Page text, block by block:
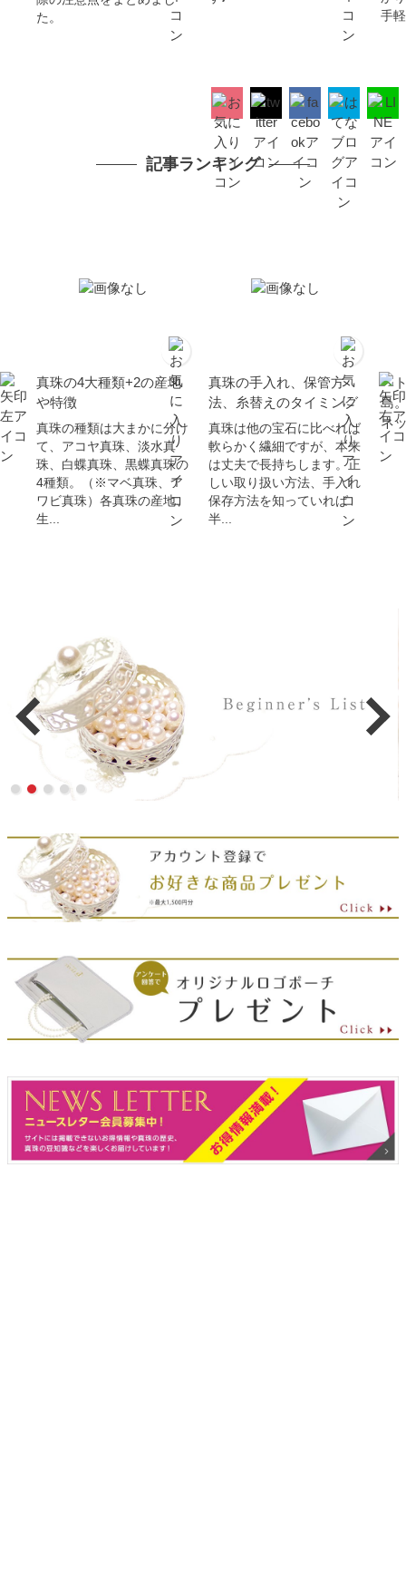
た。
手
記事ランキング
真珠の4大種類+2の産地
や特徴
真珠の種類は大まかに分け
て、アコヤ真珠、淡水真
珠、白蝶真珠、黒蝶真珠の
4種類。（※マベ真珠、ア
ワビ真珠）各真珠の産地、
生...
真珠の手入れ、保管方
法、糸替えのタイミング
真珠は他の宝石に比べれば
軟らかく繊細ですが、本来
は丈夫で長持ちします。正
しい取り扱い方法、手入れ
保存方法を知っていれば
半...
ベ
島
ネ